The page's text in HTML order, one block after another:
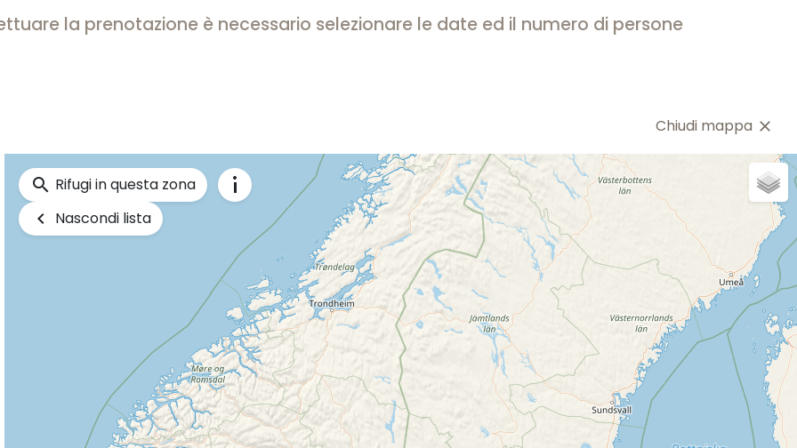
la prenotazione è necessario selezionare le date ed il numero di persone
Chiudi mappa close
search Rifugi in questa zona info_i
keyboard_arrow_left Nascondi lista